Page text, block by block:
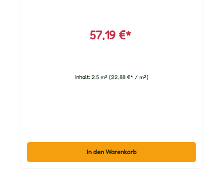
57,19 €*
Inhalt: 2.5 m² (22,88 €* / m²)
In den Warenkorb